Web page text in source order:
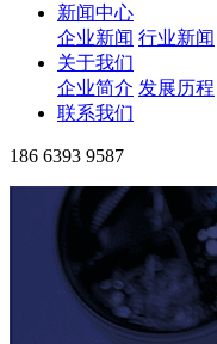
新闻中心
企业新闻 行业新闻
关于我们
企业简介 发展历程
联系我们
186 6393 9587